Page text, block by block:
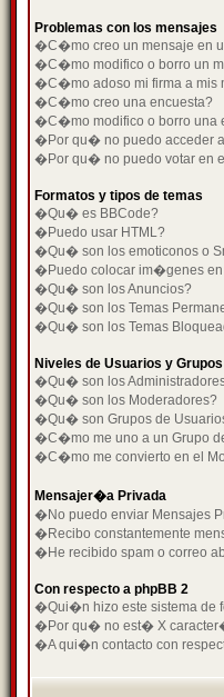
Problemas con los mensajes
�C�mo creo un mensaje en
�C�mo modifico o borro un
�C�mo adoso mi firma a mis
�C�mo creo una encuesta?
�C�mo modifico o borro una
�Por qu� no puedo acceder
�Por qu� no puedo votar en
Formatos y tipos de temas
�Qu� es BBCode?
�Puedo usar HTML?
�Qu� son los emoticonos o
�Puedo colocar im�genes en
�Qu� son los Anuncios?
�Qu� son los Temas
�Qu� son los Temas
Niveles de Usuarios y Grupos
�Qu� son los
�Qu� son los Moderadores?
�Qu� son Grupos de
�C�mo me uno a un Grupo
�C�mo me convierto en el
Mensajer�a Privada
�No puedo enviar Mensajes
�Recibo constantemente
�He recibido spam o correo
Con respecto a phpBB 2
�Qui�n hizo este sistema de
�Por qu� no est� X
�A qui�n contacto con